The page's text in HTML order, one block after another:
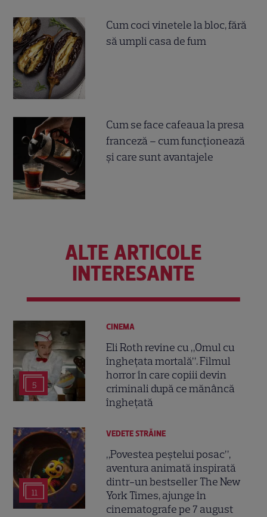
Cum coci vinetele la bloc, fără
să umpli casa de fum
Cum se face cafeaua la presa
franceză – cum funcționează
și care sunt avantajele
ALTE ARTICOLE
INTERESANTE
5
CINEMA
Eli Roth revine cu „Omul cu
înghețata mortală”. Filmul
horror în care copiii devin
criminali după ce mănâncă
înghețată
11
VEDETE STRĂINE
„Povestea peștelui posac”,
aventura animată inspirată
dintr-un bestseller The New
York Times, ajunge în
cinematografe pe 7 august